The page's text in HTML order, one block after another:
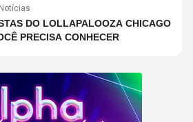
DO LOLLAPALOOZA CHICAGO
PRECISA CONHECER